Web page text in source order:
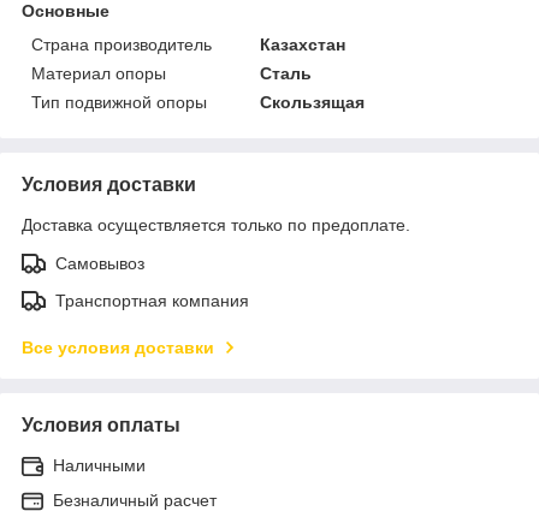
Основные
Страна производитель
Казахстан
Материал опоры
Сталь
Тип подвижной опоры
Скользящая
Условия доставки
Доставка осуществляется только по предоплате.
Самовывоз
Транспортная компания
Все условия доставки
Условия оплаты
Наличными
Безналичный расчет